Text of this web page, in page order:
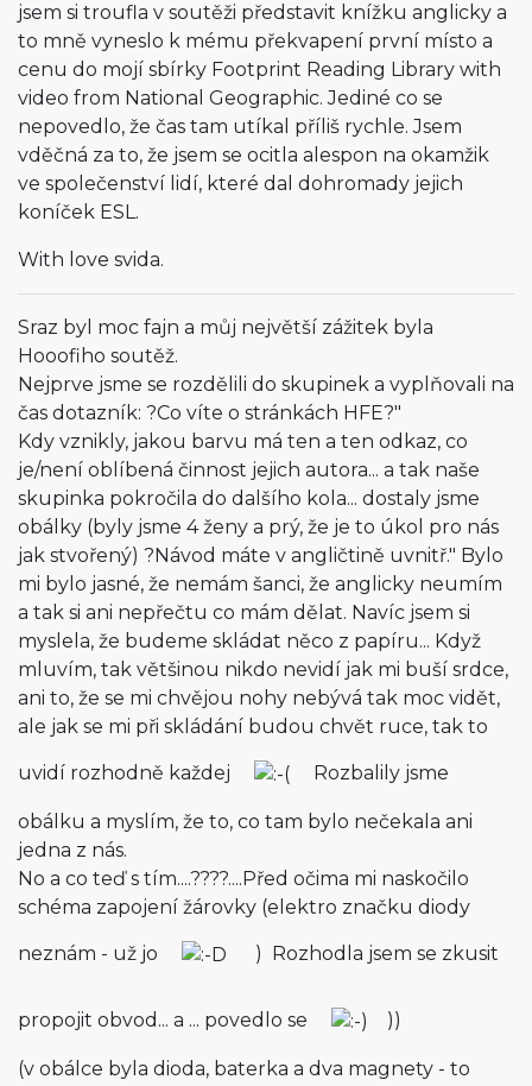
jsem si troufla v soutěži představit knížku anglicky a
to mně vyneslo k mému překvapení první místo a
cenu do mojí sbírky Footprint Reading Library with
video from National Geographic. Jediné co se
nepovedlo, že čas tam utíkal příliš rychle. Jsem
vděčná za to, že jsem se ocitla alespon na okamžik
ve společenství lidí, které dal dohromady jejich
koníček ESL.
With love svida.
Sraz byl moc fajn a můj největší zážitek byla
Hooofiho soutěž.
Nejprve jsme se rozdělili do skupinek a vyplňovali na
čas dotazník: ?Co víte o stránkách HFE?"
Kdy vznikly, jakou barvu má ten a ten odkaz, co
je/není oblíbená činnost jejich autora... a tak naše
skupinka pokročila do dalšího kola... dostaly jsme
obálky (byly jsme 4 ženy a prý, že je to úkol pro nás
jak stvořený) ?Návod máte v angličtině uvnitř." Bylo
mi bylo jasné, že nemám šanci, že anglicky neumím
a tak si ani nepřečtu co mám dělat. Navíc jsem si
myslela, že budeme skládat něco z papíru... Když
mluvím, tak většinou nikdo nevidí jak mi buší srdce,
ani to, že se mi chvějou nohy nebývá tak moc vidět,
ale jak se mi při skládání budou chvět ruce, tak to
uvidí rozhodně každej Rozbalily jsme
obálku a myslím, že to, co tam bylo nečekala ani
jedna z nás.
No a co teď s tím....????....Před očima mi naskočilo
schéma zapojení žárovky (elektro značku diody
neznám - už jo ) Rozhodla jsem se zkusit
propojit obvod... a ... povedlo se ))
(v obálce byla dioda, baterka a dva magnety - to